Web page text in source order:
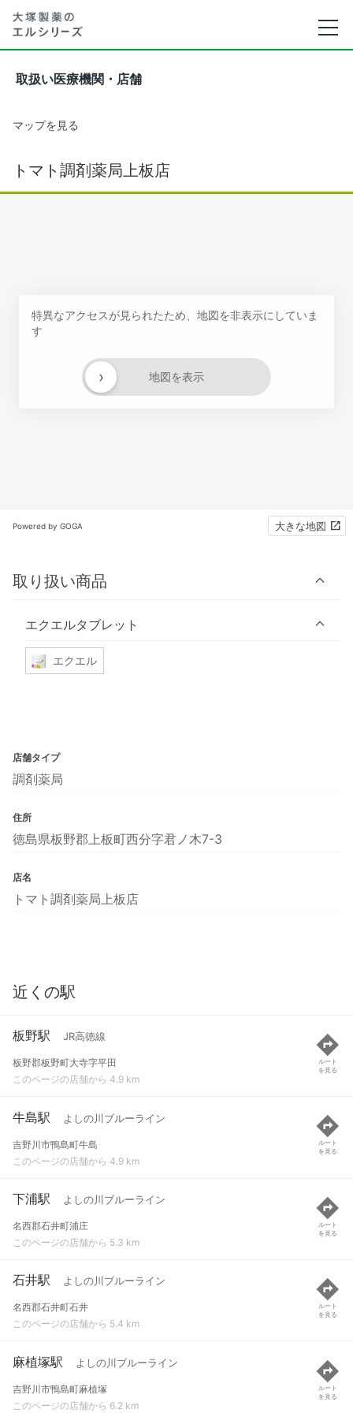
取扱い医療機関・店舗
マップを見る
トマト調剤薬局上板店
特異なアクセスが見られたため、地図を非表示にしていま
す
地図を表示
›
Powered by GOGA 大きな地図
取り扱い商品
エクエルタブレット
エクエル
店舗タイプ
調剤薬局
住所
徳島県板野郡上板町西分字君ノ木7-3
店名
トマト調剤薬局上板店
近くの駅
板野駅 JR高徳線
板野郡板野町大寺字平田
このページの店舗から 4.9 km
ルート
を見る
牛島駅 よしの川ブルーライン
吉野川市鴨島町牛島
このページの店舗から 4.9 km
ルート
を見る
下浦駅 よしの川ブルーライン
名西郡石井町浦庄
このページの店舗から 5.3 km
ルート
を見る
石井駅 よしの川ブルーライン
名西郡石井町石井
このページの店舗から 5.4 km
ルート
を見る
麻植塚駅 よしの川ブルーライン
吉野川市鴨島町麻植塚
このページの店舗から 6.2 km
ルート
を見る